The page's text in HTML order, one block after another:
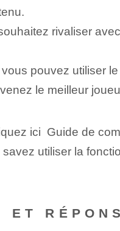
rivaliser
pouvez utiliser
le meilleur
ici Guide de
utiliser la
ET